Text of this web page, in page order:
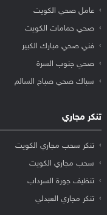
عامل صحي الكويت
صحي حمامات الكويت
فني صحي مبارك الكبير
صحي جنوب السرة
سباك صحي صباح السالم
تنكر مجاري
تنكر سحب مجاري الكويت
سحب مجاري الكويت
تنظيف جورة السرداب
تنكر مجاري العبدلي